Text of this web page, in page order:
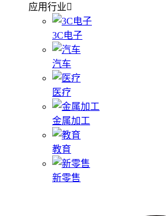
应用行业
3C电子
汽车
医疗
金属加工
教育
新零售